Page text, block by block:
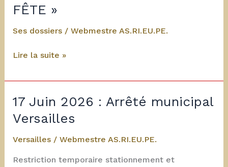
en
orange.
FÊTE »
Ses dossiers/ Webmestre AS.RI.EU.PE.
19
2026
EVENEMENT
« PICARDIE
Lire la suite »
17 Juin 2026 : Arrêté municipal
Versailles
Versailles/ Webmestre AS.RI.EU.PE.
Restriction temporaire stationnement et